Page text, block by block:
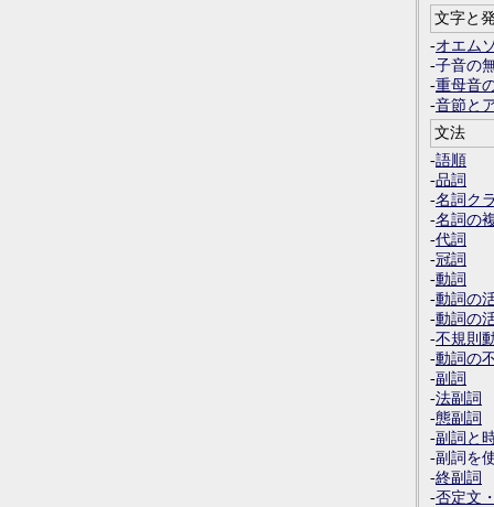
文字と
-オエム
-子音の
-重母音
-音節と
文法
-語順
-品詞
-名詞ク
-名詞の
-代詞
-冠詞
-動詞
-動詞の
-動詞の
-不規則
-動詞の
-副詞
-法副詞
-態副詞
-副詞と
-副詞を
-終副詞
-否定文